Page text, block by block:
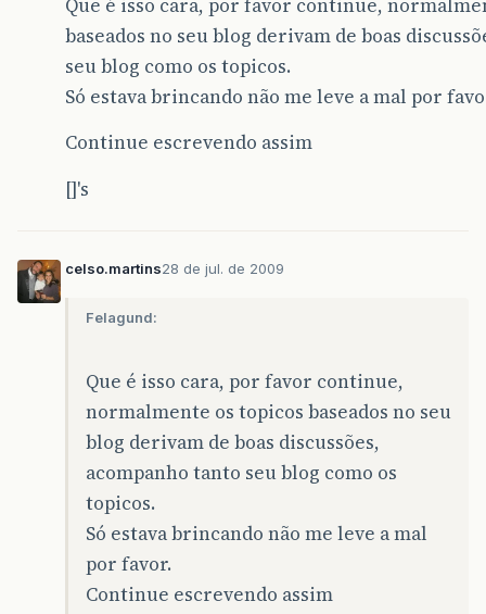
baseados no seu blog derivam de boas
seu blog como os topicos.
Só estava brincando não me leve a mal por
Continue escrevendo assim
[]'s
celso.martins28 de jul. de 2009
Felagund:
Que é isso cara, por favor continue,
normalmente os topicos baseados no seu
blog derivam de boas discussões,
acompanho tanto seu blog como os
topicos.
Só estava brincando não me leve a mal
por favor.
Continue escrevendo assim